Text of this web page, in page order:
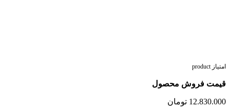
امتیاز product
قیمت فروش محصول
12.830.000 تومان